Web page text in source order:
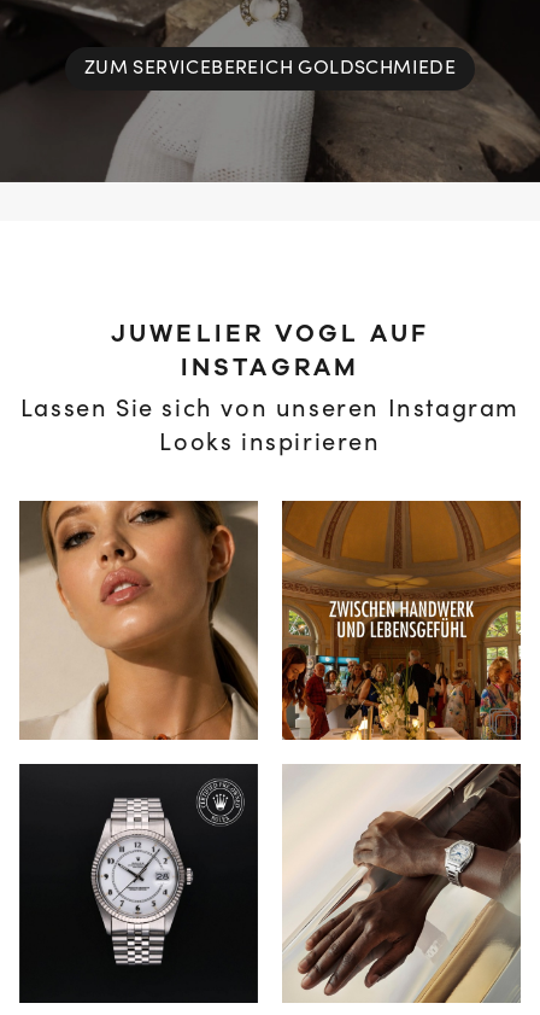
ZUM SERVICEBEREICH GOLDSCHMIEDE
JUWELIER VOGL AUF
INSTAGRAM
Lassen Sie sich von unseren Instagram
Looks inspirieren